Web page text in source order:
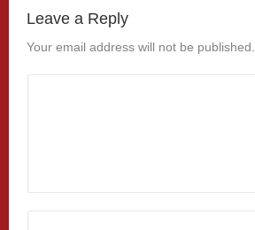
Leave a Reply
Your email address will not be published.